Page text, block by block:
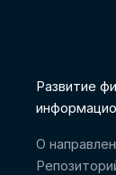
Развитие
О